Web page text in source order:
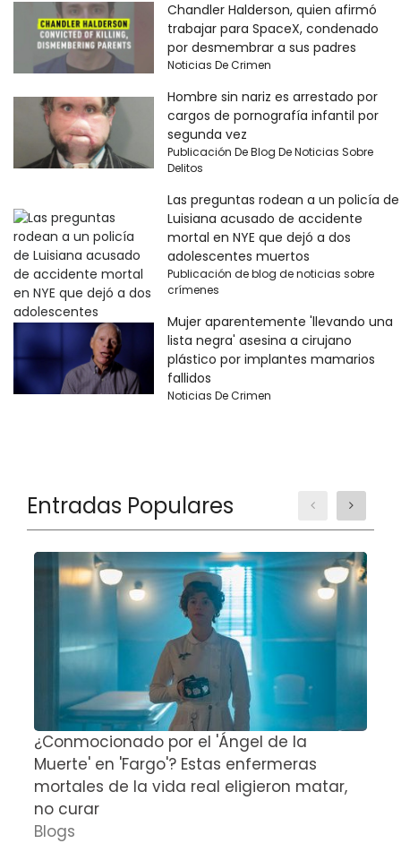
Chandler Halderson, quien afirmó
trabajar para SpaceX, condenado
por desmembrar a sus padres
Noticias De Crimen
Hombre sin nariz es arrestado por
cargos de pornografía infantil por
segunda vez
Publicación De Blog De Noticias Sobre
Delitos
Las preguntas rodean a un policía de
Luisiana acusado de accidente
mortal en NYE que dejó a dos
adolescentes muertos
Publicación de blog de noticias sobre
crímenes
Mujer aparentemente 'llevando una
lista negra' asesina a cirujano
plástico por implantes mamarios
fallidos
Noticias De Crimen
Entradas Populares
¿Conmocionado por el 'Ángel de la
Muerte' en 'Fargo'? Estas enfermeras
mortales de la vida real eligieron matar,
no curar
Blogs